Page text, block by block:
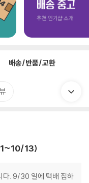
배송/반품/교환
1~10/13)
다. 9/30 일에 택배 집하